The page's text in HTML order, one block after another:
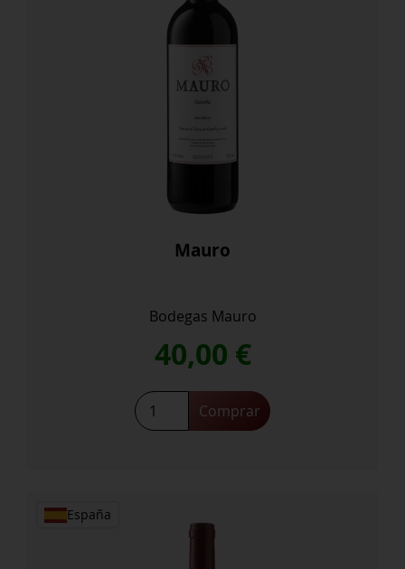
Mauro
Bodegas Mauro
40,00 €
Mauro
cantidad
Comprar
España